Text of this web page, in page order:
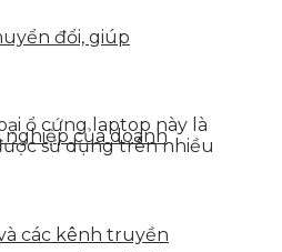
đổi, giúp
của doanh
các kênh truyền
ổ cứng laptop này là
sử dụng trên nhiều